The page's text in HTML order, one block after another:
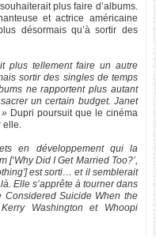
plus faire d’albums.
et actrice américaine
désormais qu’à sortir des
plus tellement faire un autre
sortir des singles de temps
ne rapportent plus autant
un certain budget. Janet
» Dupri poursuit que le cinéma
elle.
en développement qui la
Did I Get Married Too?’,
est sorti… et il semblerait
Elle s’apprête à tourner dans
Considered Suicide When the
Washington et Whoopi